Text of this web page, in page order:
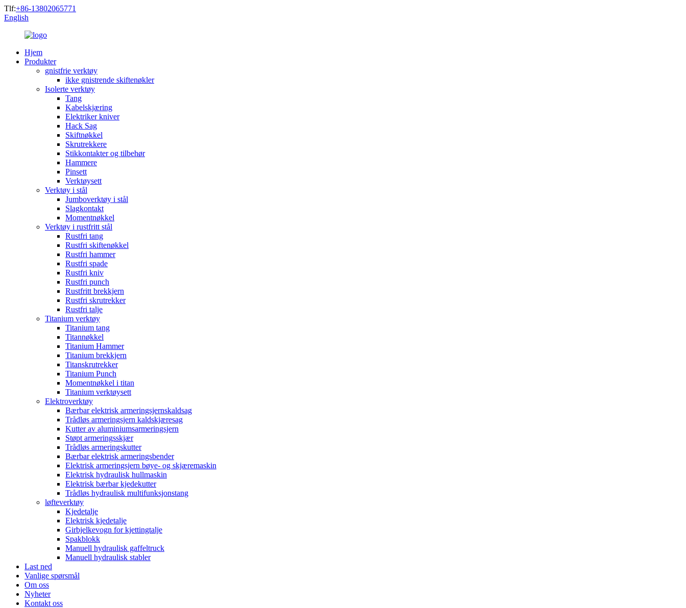
Tlf:+86-13802065771
English
Hjem
Produkter
gnistfrie verktøy
ikke gnistrende skiftenøkler
Isolerte verktøy
Tang
Kabelskjæring
Elektriker kniver
Hack Sag
Skiftnøkkel
Skrutrekkere
Stikkontakter og tilbehør
Hammere
Pinsett
Verktøysett
Verktøy i stål
Jumboverktøy i stål
Slagkontakt
Momentnøkkel
Verktøy i rustfritt stål
Rustfri tang
Rustfri skiftenøkkel
Rustfri hammer
Rustfri spade
Rustfri kniv
Rustfri punch
Rustfritt brekkjern
Rustfri skrutrekker
Rustfri talje
Titanium verktøy
Titanium tang
Titannøkkel
Titanium Hammer
Titanium brekkjern
Titanskrutrekker
Titanium Punch
Momentnøkkel i titan
Titanium verktøysett
Elektroverktøy
Bærbar elektrisk armeringsjernskaldsag
Trådløs armeringsjern kaldskjæresag
Kutter av aluminiumsarmeringsjern
Støpt armeringsskjær
Trådløs armeringskutter
Bærbar elektrisk armeringsbender
Elektrisk armeringsjern bøye- og skjæremaskin
Elektrisk hydraulisk hullmaskin
Elektrisk bærbar kjedekutter
Trådløs hydraulisk multifunksjonstang
løfteverktøy
Kjedetalje
Elektrisk kjedetalje
Girbjelkevogn for kjettingtalje
Spakblokk
Manuell hydraulisk gaffeltruck
Manuell hydraulisk stabler
Last ned
Vanlige spørsmål
Om oss
Nyheter
Kontakt oss